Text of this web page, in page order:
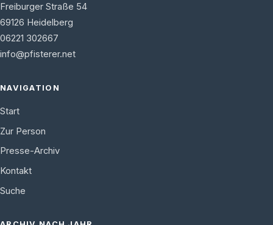
Freiburger Straße 54
69126 Heidelberg
06221 302667
info@pfisterer.net
NAVIGATION
Start
Zur Person
Presse-Archiv
Kontakt
Suche